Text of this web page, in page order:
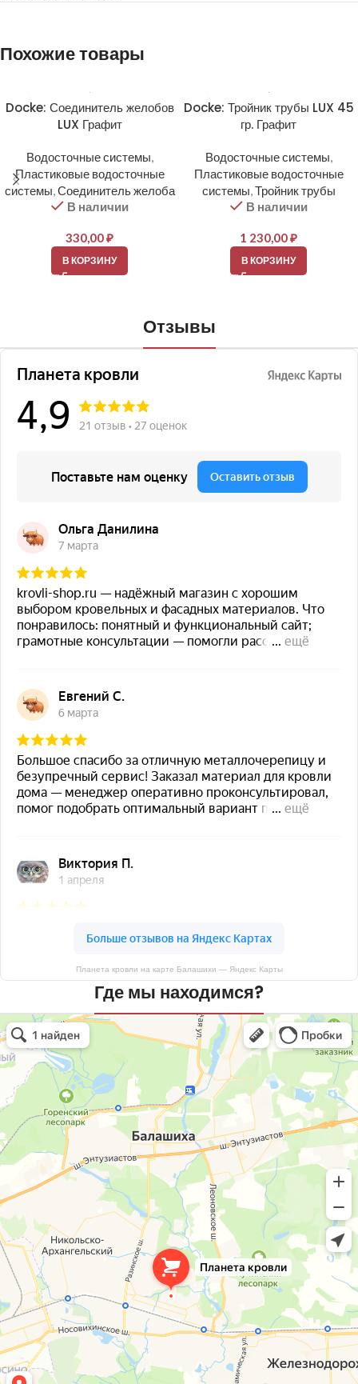
Похожие товары
Docke: Соединитель желобов
LUX Графит
Водосточные системы,
Пластиковые водосточные
системы,Соединитель желоба
В наличии
330,00₽
В КОРЗИНУ
Docke: Тройник трубы LUX 45
гр. Графит
Водосточные системы,
Пластиковые водосточные
системы,Тройник трубы
В наличии
1 230,00₽
В КОРЗИНУ
Отзывы
Планета кровли на карте Балашихи — Яндекс Карты
Где мы находимся?
Планета кровли
Кровля и кровельные материалы в Балашихе
Окна в Балашихе